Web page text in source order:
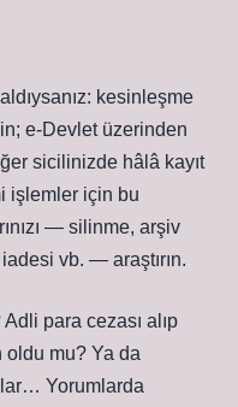
kesinleşme
e‑Devlet üzerinden
sicilinizde hâlâ kayıt
işlemler için bu
— silinme, arşiv
vb. — araştırın.
Adli para cezası alıp
oldu mu? Ya da
Yorumlarda